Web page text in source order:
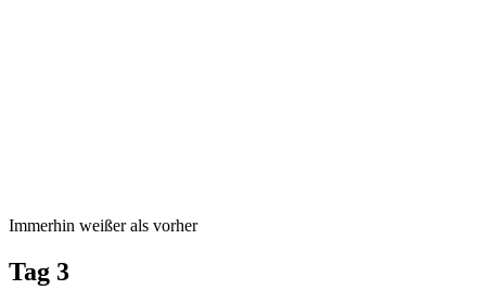
Immerhin weißer als vorher
Tag 3